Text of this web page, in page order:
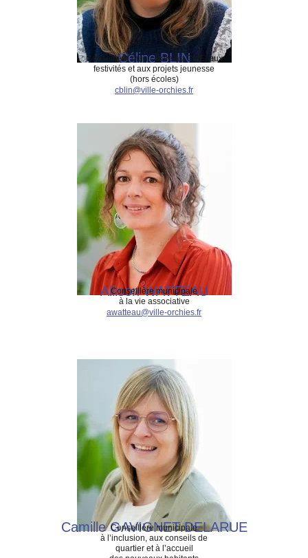
Céline BLIN
Conseillère municipale au CME, aux
festivités et aux projets jeunesse
(hors écoles)
cblin@ville-orchies.fr
Allison WATTEAU
Conseillère municipale
à la vie associative
awatteau@ville-orchies.fr
Camille GAVIGNET DELARUE
Conseillère municipale
à l’inclusion, aux conseils de
quartier et à l’accueil